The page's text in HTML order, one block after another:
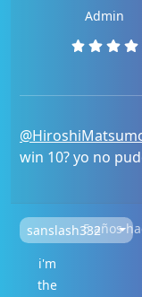
Admin
win 10? yo no
sanslash332
i'm
the
5 años